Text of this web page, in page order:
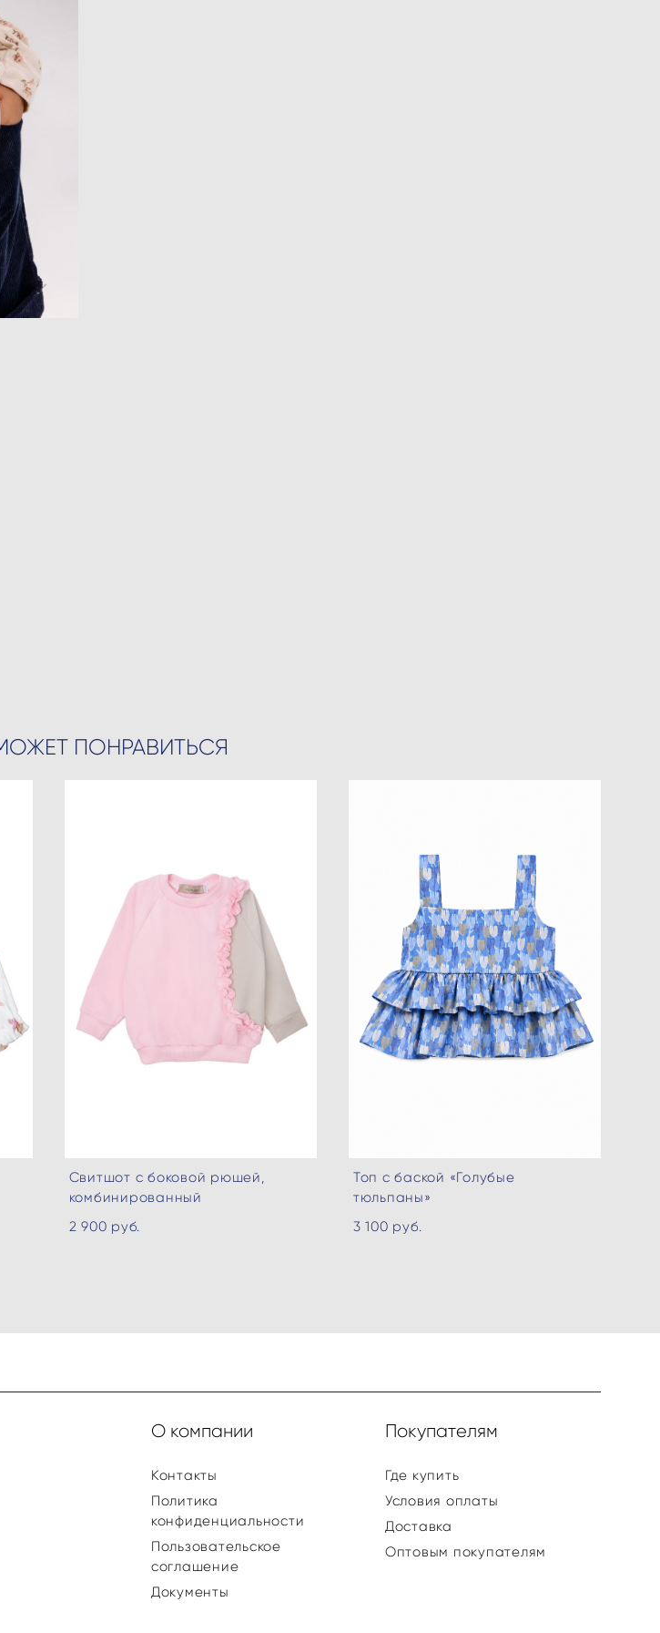
ПОНРАВИТЬСЯ
Свитшот с боковой рюшей,
комбинированный
2 900 pуб.
Топ с баской «Голубые
тюльпаны»
3 100 pуб.
О компании
Контакты
Политика
конфиденциальности
Пользовательское
соглашение
Документы
Покупателям
Где купить
Условия оплаты
Доставка
Оптовым покупателям